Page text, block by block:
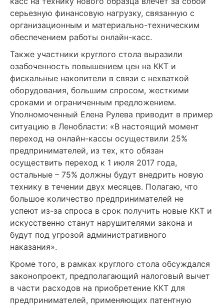
серьезную финансовую нагрузку, связанную с
организационным и материально-техническим
обеспечением работы онлайн-касс.
Также участники круглого стола выразили
озабоченность повышением цен на ККТ и
фискальные накопители в связи с нехваткой
оборудования, большим спросом, жесткими
сроками и ограниченным предложением.
Уполномоченный Елена Рулева приводит в пример
ситуацию в Ленобласти: «В настоящий момент
переход на онлайн-кассы осуществили 25%
предпринимателей, из тех, кто обязан
осуществить переход к 1 июля 2017 года,
остальные – 75% должны будут внедрить новую
технику в течении двух месяцев. Полагаю, что
большое количество предпринимателей не
успеют из-за спроса в срок получить новые ККТ и
искусственно станут нарушителями закона и
будут под угрозой административного
наказания».
Кроме того, в рамках круглого стола обсуждался
законопроект, предполагающий налоговый вычет
в части расходов на приобретение ККТ для
предпринимателей, применяющих патентную